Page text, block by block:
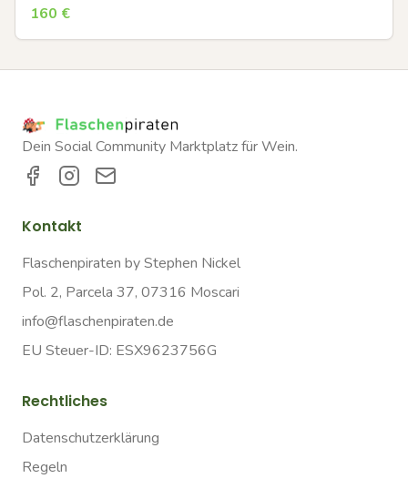
160 €
Dein Social Community Marktplatz für Wein.
Kontakt
Flaschenpiraten by Stephen Nickel
Pol. 2, Parcela 37, 07316 Moscari
info@flaschenpiraten.de
EU Steuer-ID: ESX9623756G
Rechtliches
Datenschutzerklärung
Regeln